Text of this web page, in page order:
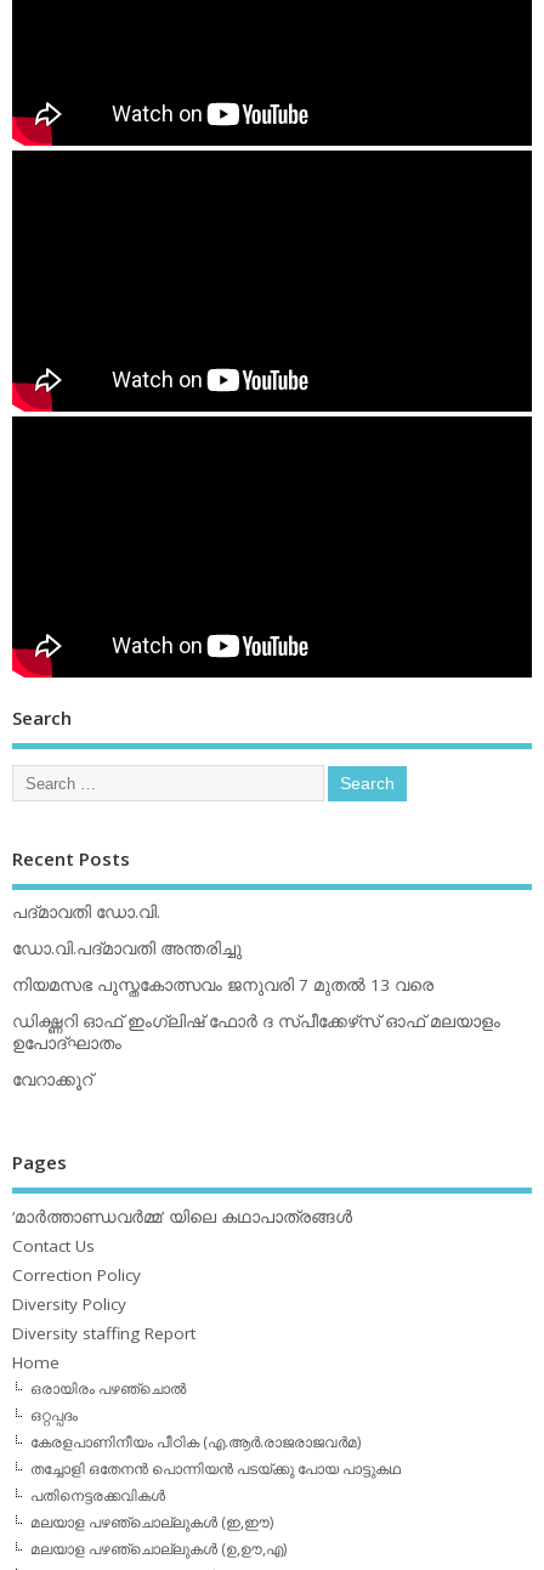
Search
Recent Posts
പദ്മാവതി ഡോ.വി.
ഡോ.വി.പദ്മാവതി അന്തരിച്ചു
നിയമസഭ പുസ്തകോത്സവം ജനുവരി 7 മുതല്‍ 13 വരെ
ഡിക്ഷ്ണറി ഓഫ് ഇംഗ്ലിഷ് ഫോര്‍ ദ സ്പീക്കേഴ്‌സ് ഓഫ് മലയാളം
ഉപോദ്ഘാതം
വേറാക്കൂറ്
Pages
‘മാര്‍ത്താണ്ഡവര്‍മ്മ’ യിലെ കഥാപാത്രങ്ങള്‍
Contact Us
Correction Policy
Diversity Policy
Diversity staffing Report
Home
ഒരായിരം പഴഞ്ചൊല്‍
ഒറ്റപ്പദം
കേരളപാണിനീയം പീഠിക (എ.ആര്‍.രാജരാജവര്‍മ)
തച്ചോളി ഒതേനൻ പൊന്നിയൻ പടയ്‌ക്കു പോയ പാട്ടുകഥ
പതിനെട്ടരക്കവികള്‍
മലയാള പഴഞ്ചൊല്ലുകള്‍ (ഇ,ഈ)
മലയാള പഴഞ്ചൊല്ലുകള്‍ (ഉ,ഊ,എ)